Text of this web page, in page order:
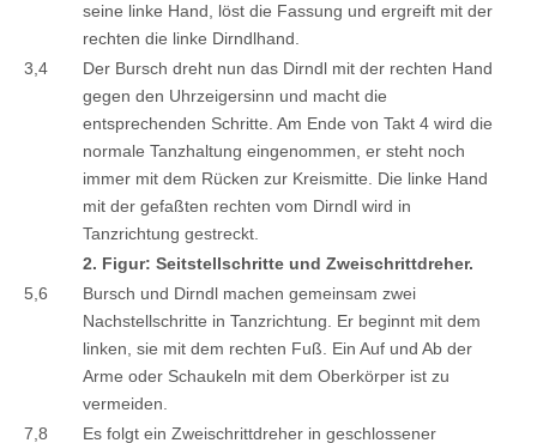
seine linke Hand, löst die Fassung und ergreift mit der
rechten die linke Dirndlhand.
3,4
Der Bursch dreht nun das Dirndl mit der rechten Hand
gegen den Uhrzeigersinn und macht die
entsprechenden Schritte. Am Ende von Takt 4 wird die
normale Tanzhaltung eingenommen, er steht noch
immer mit dem Rücken zur Kreismitte. Die linke Hand
mit der gefaßten rechten vom Dirndl wird in
Tanzrichtung gestreckt.
2. Figur: Seitstellschritte und Zweischrittdreher.
5,6
Bursch und Dirndl machen gemeinsam zwei
Nachstellschritte in Tanzrichtung. Er beginnt mit dem
linken, sie mit dem rechten Fuß. Ein Auf und Ab der
Arme oder Schaukeln mit dem Oberkörper ist zu
vermeiden.
7,8
Es folgt ein Zweischrittdreher in geschlossener